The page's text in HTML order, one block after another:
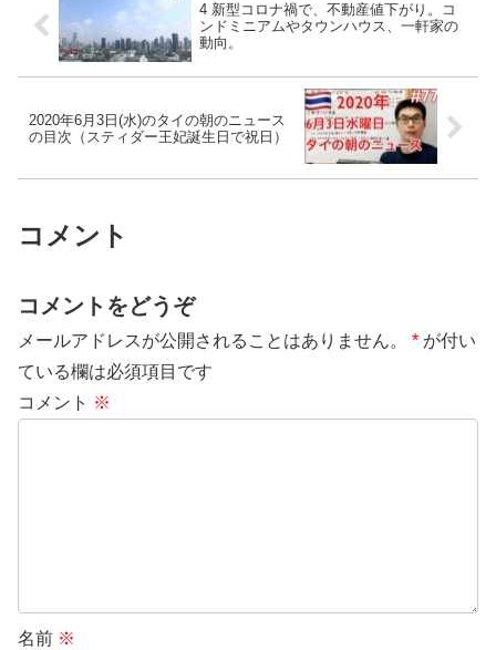
4 新型コロナ禍で、不動産値下がり。コ
ンドミニアムやタウンハウス、一軒家の
動向。
2020年6月3日(水)のタイの朝のニュース
の目次（スティダー王妃誕生日で祝日）
コメント
コメントをどうぞ
メールアドレスが公開されることはありません。 * が付い
ている欄は必須項目です
コメント ※
名前 ※